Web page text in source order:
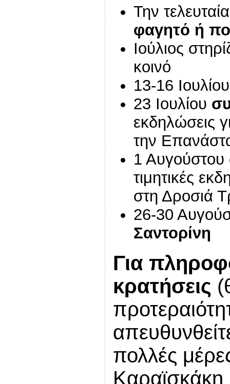
Την
φαγητό ή
Ιούλιος
κοινό
13-16
23 Ιουλίου
εκδηλώσεις
την
1 Αυγούστου
τιμητικές
στη Δροσιά
26-30
Σαντορίνη
Για
κρατήσεις
πολλές
Καραϊσκάκη